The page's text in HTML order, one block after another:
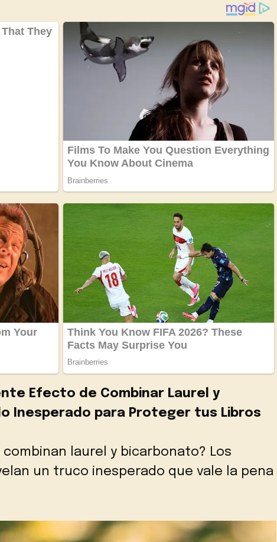
Efecto de Combinar Laurel y
Inesperado para Proteger tus Libros
laurel y bicarbonato? Los
un truco inesperado que vale la pena